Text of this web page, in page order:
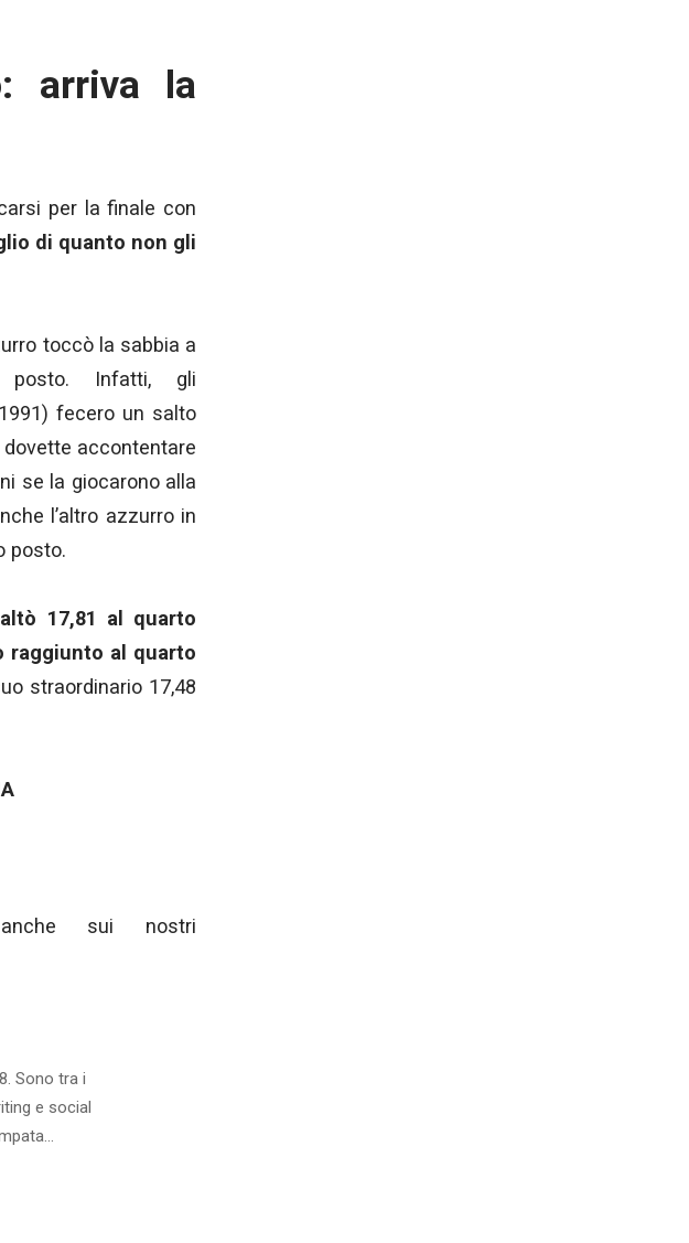
arriva la
per la finale con
di quanto non gli
toccò la sabbia a
posto. Infatti, gli
fecero un salto
accontentare
se la giocarono alla
l’altro azzurro in
posto.
17,81 al quarto
raggiunto al quarto
straordinario 17,48
sui nostri
Sono tra i
e social